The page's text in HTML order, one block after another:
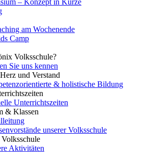
– Konzept in Kürze
am Wochenende
Camp
Volksschule?
Sie uns kennen
und Verstand
& holistische Bildung
Unterrichtszeiten
& Klassen
unserer Volksschule
Aktivitäten